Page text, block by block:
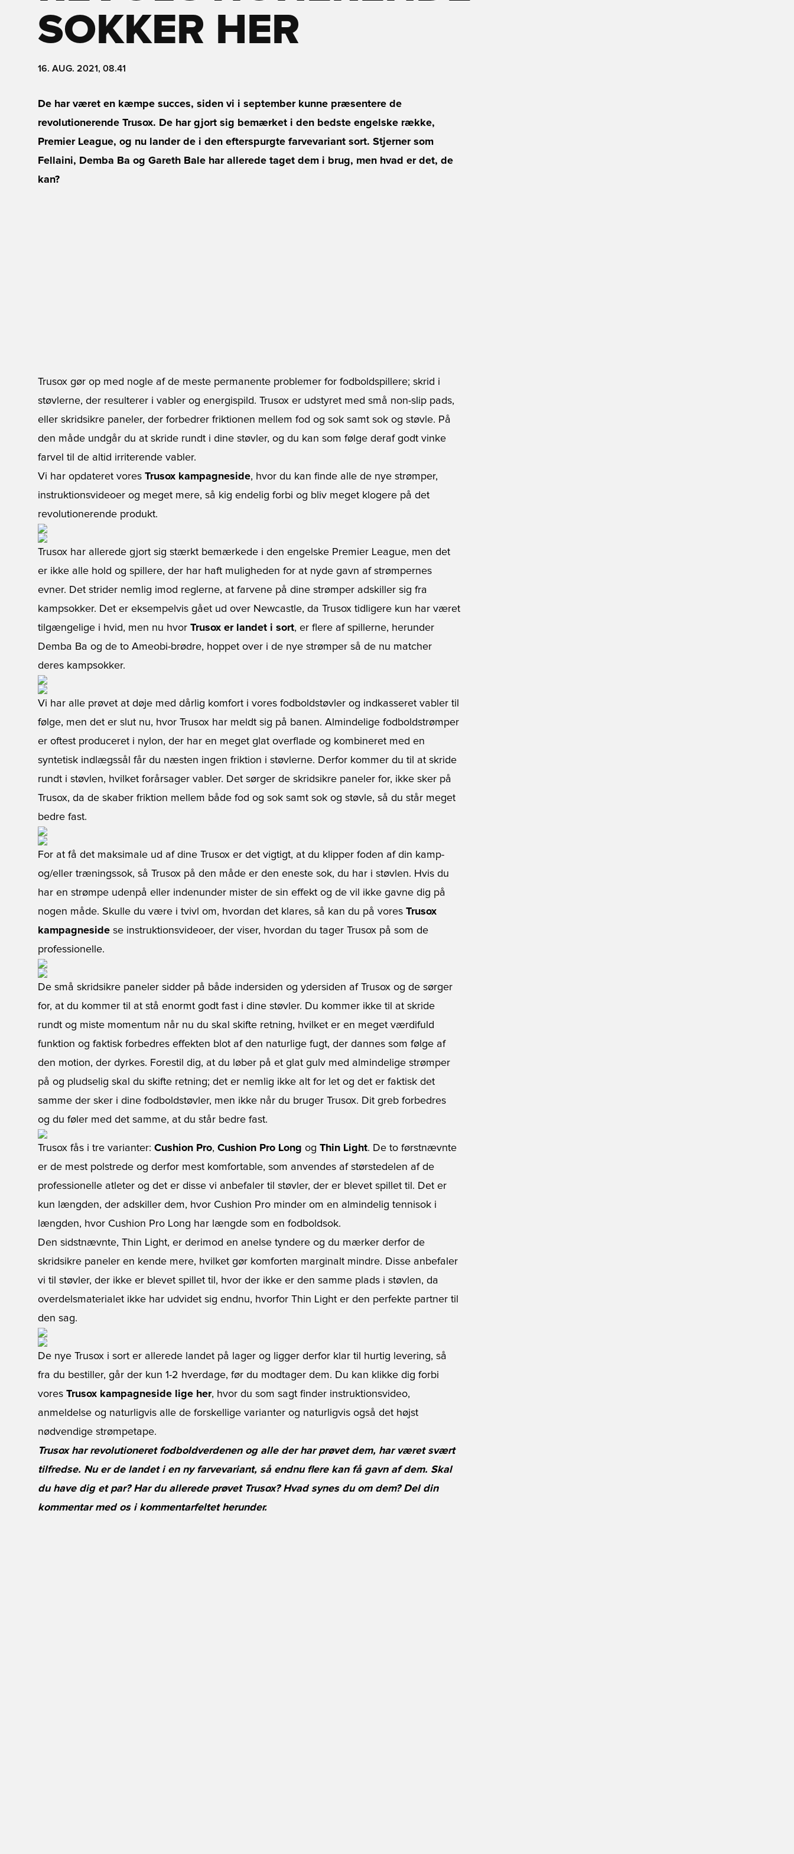
SOKKER HER
16. AUG. 2021, 08.41
De har været en kæmpe succes, siden vi i september kunne præsentere de
revolutionerende Trusox. De har gjort sig bemærket i den bedste engelske række,
Premier League, og nu lander de i den efterspurgte farvevariant sort. Stjerner som
Fellaini, Demba Ba og Gareth Bale har allerede taget dem i brug, men hvad er det, de
kan?
Trusox gør op med nogle af de meste permanente problemer for fodboldspillere; skrid i
støvlerne, der resulterer i vabler og energispild. Trusox er udstyret med små non-slip pads,
eller skridsikre paneler, der forbedrer friktionen mellem fod og sok samt sok og støvle. På
den måde undgår du at skride rundt i dine støvler, og du kan som følge deraf godt vinke
farvel til de altid irriterende vabler.
Vi har opdateret vores Trusox kampagneside, hvor du kan finde alle de nye strømper,
instruktionsvideoer og meget mere, så kig endelig forbi og bliv meget klogere på det
revolutionerende produkt.
Trusox har allerede gjort sig stærkt bemærkede i den engelske Premier League, men det
er ikke alle hold og spillere, der har haft muligheden for at nyde gavn af strømpernes
evner. Det strider nemlig imod reglerne, at farvene på dine strømper adskiller sig fra
kampsokker. Det er eksempelvis gået ud over Newcastle, da Trusox tidligere kun har været
tilgængelige i hvid, men nu hvor Trusox er landet i sort, er flere af spillerne, herunder
Demba Ba og de to Ameobi-brødre, hoppet over i de nye strømper så de nu matcher
deres kampsokker.
Vi har alle prøvet at døje med dårlig komfort i vores fodboldstøvler og indkasseret vabler til
følge, men det er slut nu, hvor Trusox har meldt sig på banen. Almindelige fodboldstrømper
er oftest produceret i nylon, der har en meget glat overflade og kombineret med en
syntetisk indlægssål får du næsten ingen friktion i støvlerne. Derfor kommer du til at skride
rundt i støvlen, hvilket forårsager vabler. Det sørger de skridsikre paneler for, ikke sker på
Trusox, da de skaber friktion mellem både fod og sok samt sok og støvle, så du står meget
bedre fast.
For at få det maksimale ud af dine Trusox er det vigtigt, at du klipper foden af din kamp-
og/eller træningssok, så Trusox på den måde er den eneste sok, du har i støvlen. Hvis du
har en strømpe udenpå eller indenunder mister de sin effekt og de vil ikke gavne dig på
nogen måde. Skulle du være i tvivl om, hvordan det klares, så kan du på vores Trusox
kampagneside se instruktionsvideoer, der viser, hvordan du tager Trusox på som de
professionelle.
De små skridsikre paneler sidder på både indersiden og ydersiden af Trusox og de sørger
for, at du kommer til at stå enormt godt fast i dine støvler. Du kommer ikke til at skride
rundt og miste momentum når nu du skal skifte retning, hvilket er en meget værdifuld
funktion og faktisk forbedres effekten blot af den naturlige fugt, der dannes som følge af
den motion, der dyrkes. Forestil dig, at du løber på et glat gulv med almindelige strømper
på og pludselig skal du skifte retning; det er nemlig ikke alt for let og det er faktisk det
samme der sker i dine fodboldstøvler, men ikke når du bruger Trusox. Dit greb forbedres
og du føler med det samme, at du står bedre fast.
Trusox fås i tre varianter: Cushion Pro, Cushion Pro Long og Thin Light. De to førstnævnte
er de mest polstrede og derfor mest komfortable, som anvendes af størstedelen af de
professionelle atleter og det er disse vi anbefaler til støvler, der er blevet spillet til. Det er
kun længden, der adskiller dem, hvor Cushion Pro minder om en almindelig tennisok i
længden, hvor Cushion Pro Long har længde som en fodboldsok.
Den sidstnævnte, Thin Light, er derimod en anelse tyndere og du mærker derfor de
skridsikre paneler en kende mere, hvilket gør komforten marginalt mindre. Disse anbefaler
vi til støvler, der ikke er blevet spillet til, hvor der ikke er den samme plads i støvlen, da
overdelsmaterialet ikke har udvidet sig endnu, hvorfor Thin Light er den perfekte partner til
den sag.
De nye Trusox i sort er allerede landet på lager og ligger derfor klar til hurtig levering, så
fra du bestiller, går der kun 1-2 hverdage, før du modtager dem. Du kan klikke dig forbi
vores Trusox kampagneside lige her, hvor du som sagt finder instruktionsvideo,
anmeldelse og naturligvis alle de forskellige varianter og naturligvis også det højst
nødvendige strømpetape.
Trusox har revolutioneret fodboldverdenen og alle der har prøvet dem, har været svært
tilfredse. Nu er de landet i en ny farvevariant, så endnu flere kan få gavn af dem. Skal
du have dig et par? Har du allerede prøvet Trusox? Hvad synes du om dem? Del din
kommentar med os i kommentarfeltet herunder.